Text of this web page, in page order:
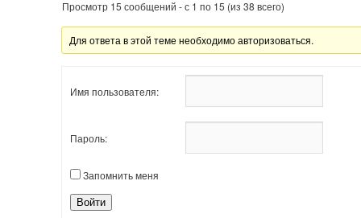
Просмотр 15 сообщений - с 1 по 15 (из 38 всего)
Для ответа в этой теме необходимо авторизоваться.
Имя пользователя:
Пароль:
Запомнить меня
Войти